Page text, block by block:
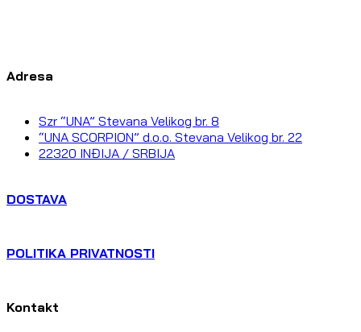
Adresa
Szr “UNA” Stevana Velikog br. 8
“UNA SCORPION” d.o.o. Stevana Velikog br. 22
22320 INĐIJA / SRBIJA
DOSTAVA
POLITIKA PRIVATNOSTI
Kontakt